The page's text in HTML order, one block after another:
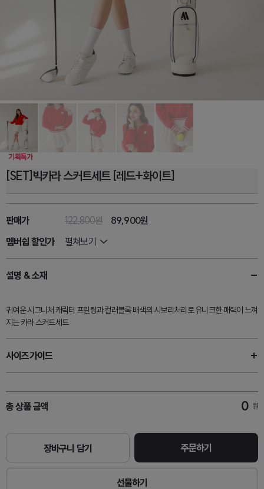
[SET]빅카라 스커트세트 [레드+화이트]
판매가 122,800원
89,900원
멤버쉽 할인가
펼쳐보기
설명 & 소재
귀여운 시그니처 캐릭터 프린팅과 컬러블록 배색의 시보리처리로 유니크한 매력이 느껴
지는 카라 스커트세트
사이즈가이드
총 상품 금액 0 원
장바구니 담기 주문하기
선물하기